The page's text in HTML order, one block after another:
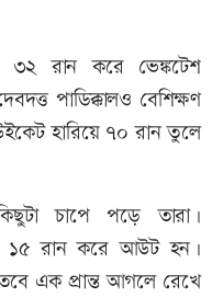
৩২ রান করে ভেঙ্কটেশ
পাডিক্কালও বেশিক্ষণ
হারিয়ে ৭০ রান তুলে
চাপে পড়ে তারা।
১৫ রান করে আউট হন।
এক প্রান্ত আগলে রেখে